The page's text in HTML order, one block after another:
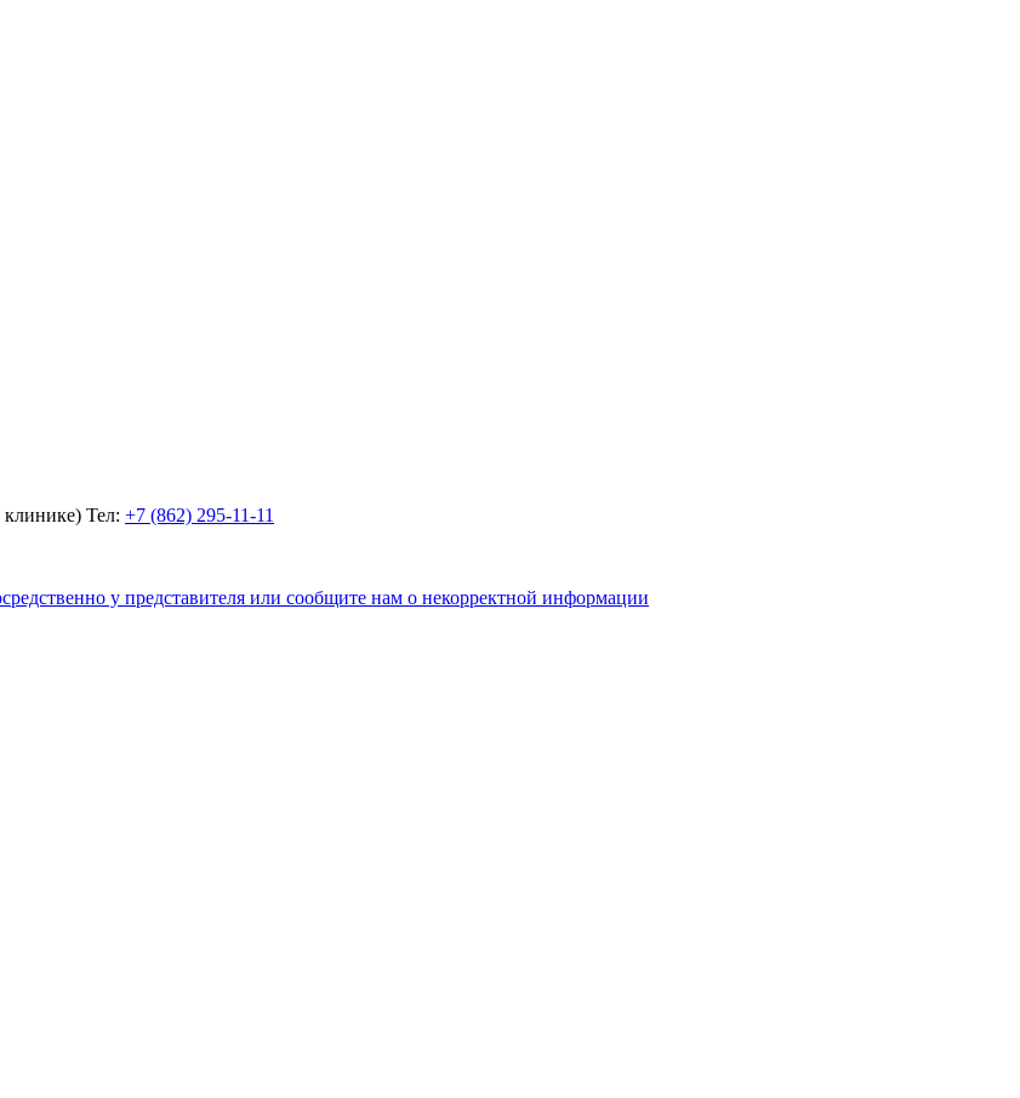
клинике) Тел: +7 (862) 295-11-11
у представителя или сообщите нам о некорректной информации